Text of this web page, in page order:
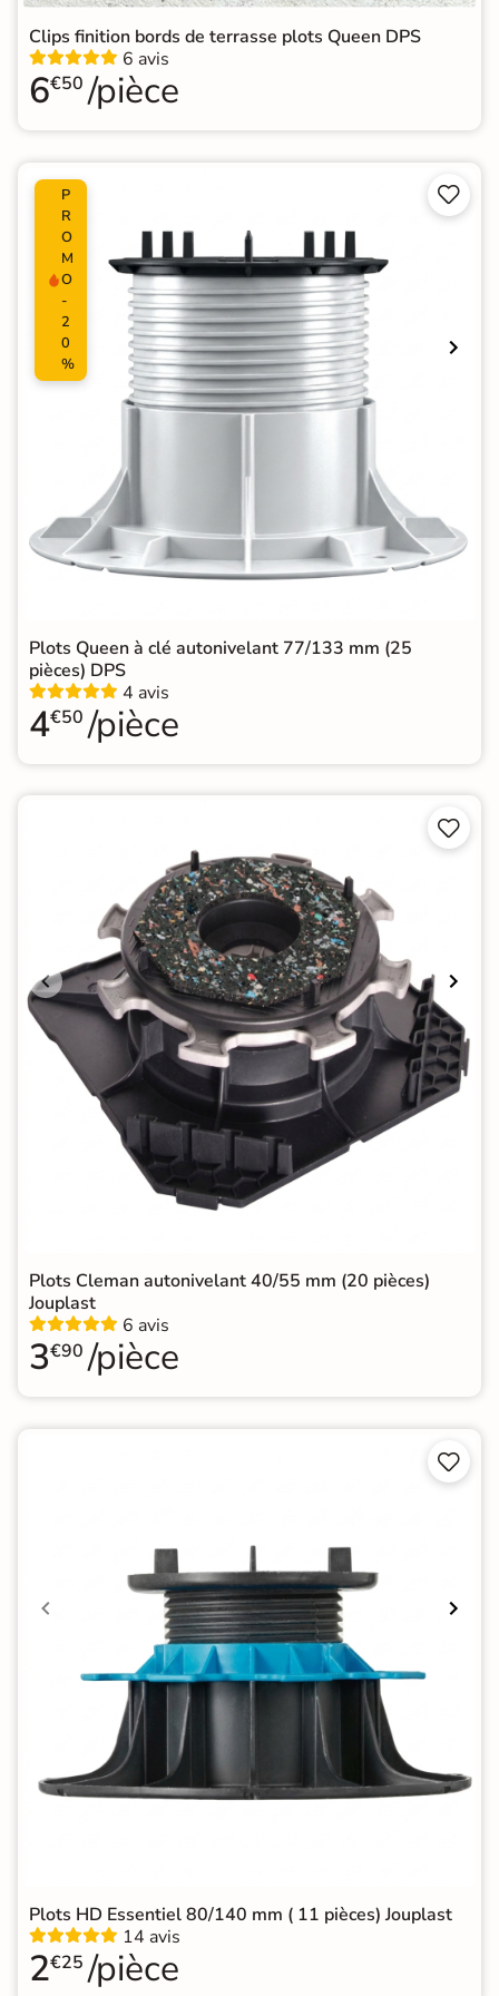
Clips finition bords de terrasse plots Queen DPS
6 avis
6€50 /pièce
P
R
O
M
O
-
2
0
%


Plots Queen à clé autonivelant 77/133 mm (25
pièces) DPS
4 avis
4€50 /pièce


Plots Cleman autonivelant 40/55 mm (20 pièces)
Jouplast
6 avis
3€90 /pièce


Plots HD Essentiel 80/140 mm ( 11 pièces) Jouplast
14 avis
2€25 /pièce